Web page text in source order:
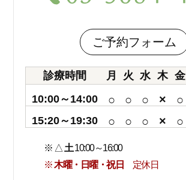
ご予約フォーム
診療時間 月 火 水 木 金
10:00～14:00
○ ○ ○ × ○
15:20～19:30 ○ ○ ○ × ○
※ △ 土10:00～16:00
※木曜・日曜・祝日 定休日